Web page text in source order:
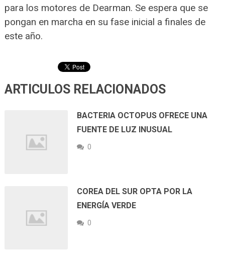
para los motores de Dearman. Se espera que se
pongan en marcha en su fase inicial a finales de
este año.
ARTICULOS RELACIONADOS
BACTERIA OCTOPUS OFRECE UNA
FUENTE DE LUZ INUSUAL
0
COREA DEL SUR OPTA POR LA
ENERGÍA VERDE
0